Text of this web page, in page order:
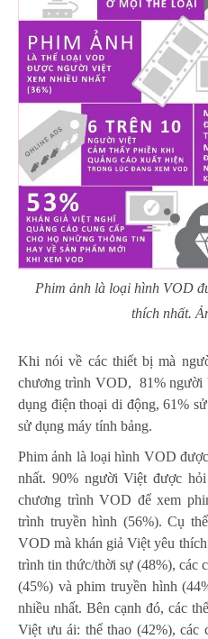
Phim ảnh là loại hình VOD
thích nhất.
Khi nói về các thiết bị mà
chương trình VOD, 81% người
dụng điện thoại di động, 61%
sử dụng máy tính bảng.
Phim ảnh là loại hình VOD
nhất. 90% người Việt được
chương trình VOD để xem
trình truyền hình (56%). Cụ
VOD mà khán giả Việt yêu
trình tin thức/thời sự (48%), các
(45%) và phim truyền hình
nhiều nhất. Bên cạnh đó, các
Việt ưu ái: thể thao (42%), các